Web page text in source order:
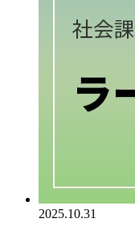
2025.10.31